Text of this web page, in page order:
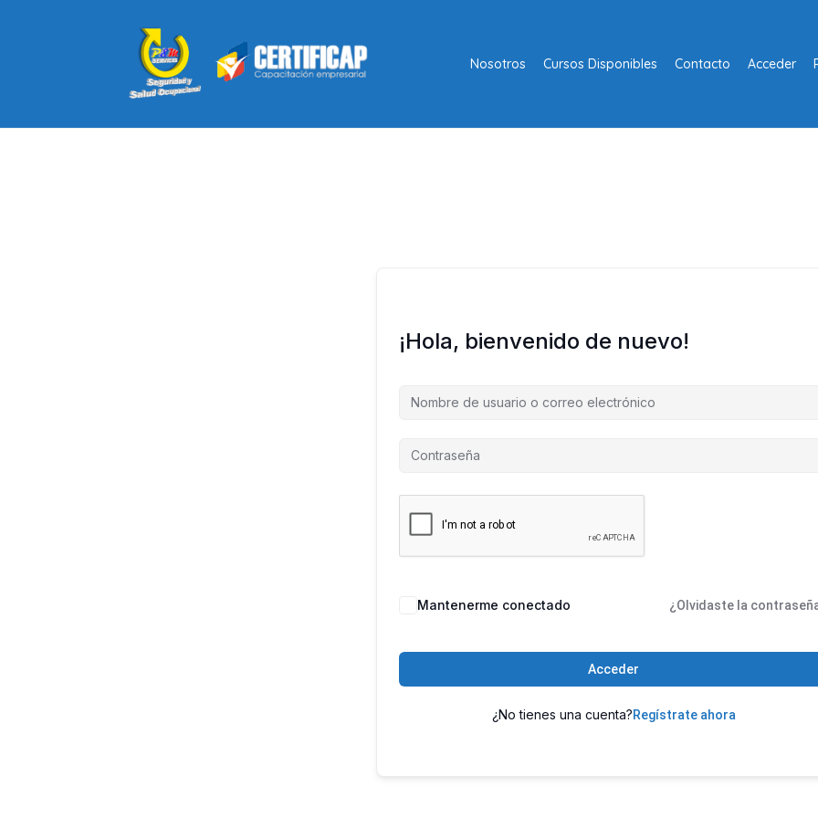
Nosotros Cursos Disponibles Contacto Acceder
¡Hola, bienvenido de nuevo!
Mantenerme conectado ¿Olvidaste la
Acceder
¿No tienes una cuenta?Regístrate ahora